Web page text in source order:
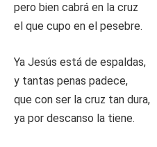
pero bien cabrá en la cruz
el que cupo en el pesebre.
Ya Jesús está de espaldas,
y tantas penas padece,
que con ser la cruz tan dura,
ya por descanso la tiene.